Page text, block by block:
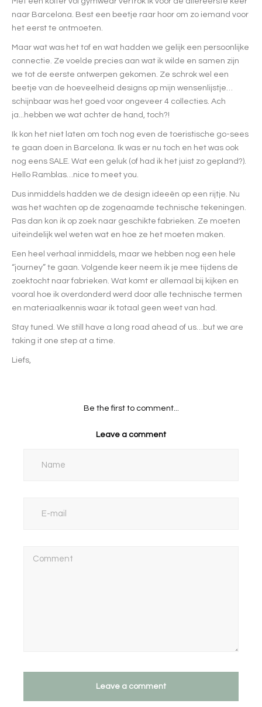
naar Barcelona. Best een beetje raar hoor om zo iemand voor
het eerst te ontmoeten.
Maar wat was het tof en wat hadden we gelijk een persoonlijke
connectie. Ze voelde precies aan wat ik wilde en samen zijn
we tot de eerste ontwerpen gekomen. Ze schrok wel een
beetje van de hoeveelheid designs op mijn wensenlijstje…
schijnbaar was het goed voor ongeveer 4 collecties. Ach
ja...hebben we wat achter de hand, toch?!
Ik kon het niet laten om toch nog even de toeristische go-sees
te gaan doen in Barcelona. Ik was er nu toch en het was ook
nog eens SALE. Wat een geluk (of had ik het juist zo gepland?).
Hello Ramblas…nice to meet you.
Dus inmiddels hadden we de design ideeën op een rijtje. Nu
was het wachten op de zogenaamde technische tekeningen.
Pas dan kon ik op zoek naar geschikte fabrieken. Ze moeten
uiteindelijk wel weten wat en hoe ze het moeten maken.
Een heel verhaal inmiddels, maar we hebben nog een hele
“journey” te gaan. Volgende keer neem ik je mee tijdens de
zoektocht naar fabrieken. Wat komt er allemaal bij kijken en
vooral hoe ik overdonderd werd door alle technische termen
en materiaalkennis waar ik totaal geen weet van had.
Stay tuned. We still have a long road ahead of us…but we are
taking it one step at a time.
Liefs,
Be the first to comment...
Leave a comment
Leave a comment